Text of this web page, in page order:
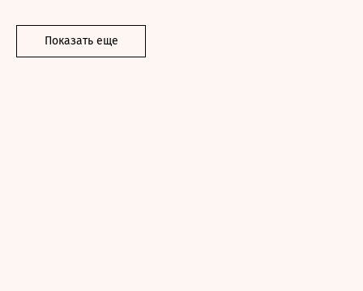
Показать еще